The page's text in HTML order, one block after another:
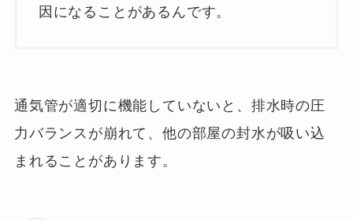
因になることがあるんです。
通気管が適切に機能していないと、排水時の圧
力バランスが崩れて、他の部屋の封水が吸い込
まれることがあります。